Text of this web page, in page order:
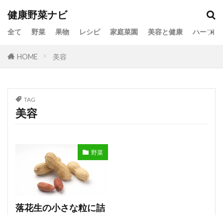
健康野菜ナビ
全て 野菜 果物 レシピ 家庭菜園 美容と健康 ハーブ
HOME 美容
TAG
美容
野菜
落花生の小さな粒に詰